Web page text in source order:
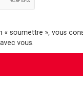
« soumettre », vous
vous.